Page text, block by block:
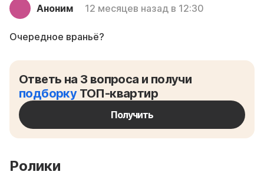
Аноним 12 месяцев назад в 12:30
Очередное враньё?
Ответь на 3 вопроса и получи
подборкуТОП-квартир
Получить
Ролики